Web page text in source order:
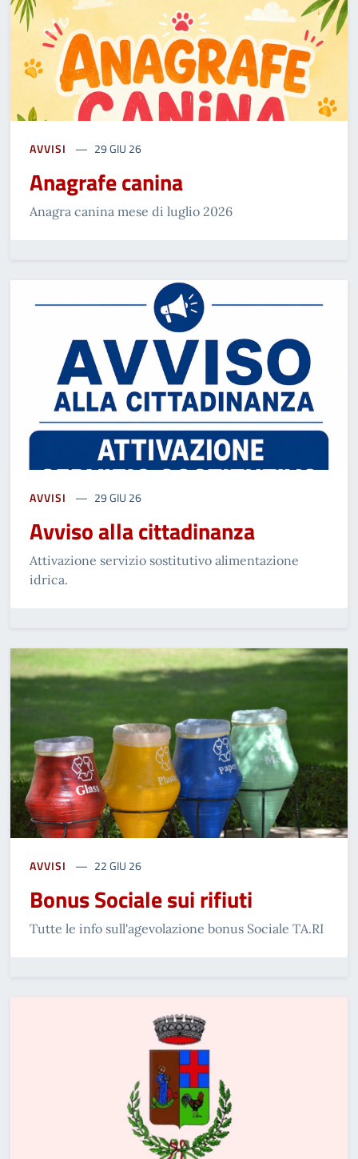
AVVISI 29 GIU 26
Anagrafe canina
Anagra canina mese di luglio 2026
AVVISI 29 GIU 26
Avviso alla cittadinanza
Attivazione servizio sostitutivo alimentazione
idrica.
AVVISI 22 GIU 26
Bonus Sociale sui rifiuti
Tutte le info sull'agevolazione bonus Sociale TA.RI